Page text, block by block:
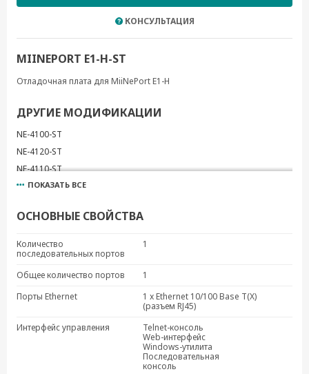
КОНСУЛЬТАЦИЯ
MIINEPORT E1-H-ST
Отладочная плата для MiiNePort E1-H
ДРУГИЕ МОДИФИКАЦИИ
NE-4100-ST
NE-4120-ST
NE-4110-ST
MiiNePort E1-ST (w/o Module)
MiiNePort E2-H-ST
MiiNePort E3-H-ST
MiiNePort E3-ST
ПОКАЗАТЬ ВСЕ
ОСНОВНЫЕ СВОЙСТВА
Количество
последовательных портов
1
Общее количество портов
1
Порты Ethernet
1 x Ethernet 10/100 Base T(X)
(разъем RJ45)
Интерфейс управления
Telnet-консоль
Web-интерфейс
Windows-утилита
Последовательная
консоль